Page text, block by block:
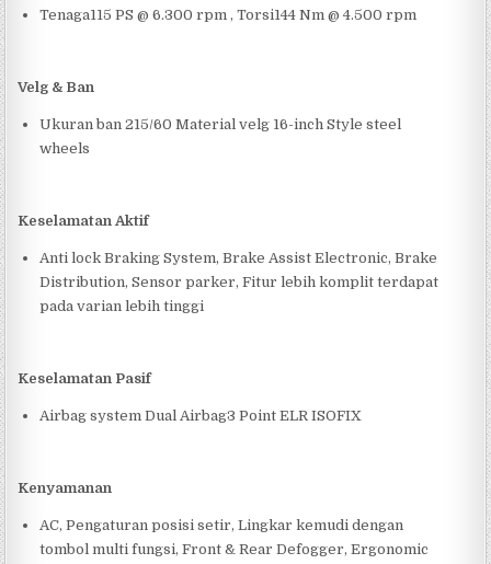
Tenaga115 PS @ 6.300 rpm , Torsi144 Nm @ 4.500 rpm
Velg & Ban
Ukuran ban 215/60 Material velg 16-inch Style steel
wheels
Keselamatan Aktif
Anti lock Braking System, Brake Assist Electronic, Brake
Distribution, Sensor parker, Fitur lebih komplit terdapat
pada varian lebih tinggi
Keselamatan Pasif
Airbag system Dual Airbag3 Point ELR ISOFIX
Kenyamanan
AC, Pengaturan posisi setir, Lingkar kemudi dengan
tombol multi fungsi, Front & Rear Defogger, Ergonomic